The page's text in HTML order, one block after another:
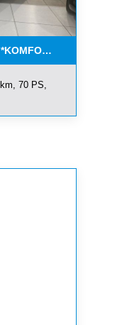
PAKET*CAR-
70 PS,